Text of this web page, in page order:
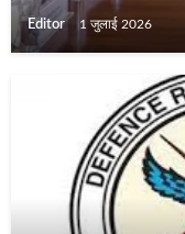
Editor 1 जुलाई 2026